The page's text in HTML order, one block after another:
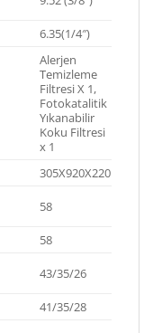
6.35(1/4″)
Alerjen
Temizleme
Filtresi X 1,
Fotokatalitik
Yıkanabilir
Koku Filtresi
x 1
305X920X220
58
58
43/35/26
41/35/28